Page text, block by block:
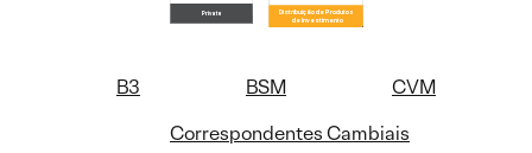
B3 BSM
CVM
Correspondentes Cambiais